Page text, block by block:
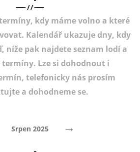
/ /
kdy máme volno a které
Kalendář ukazuje dny, kdy
níže pak najdete seznam lodí a
termíny. Lze si dohodnout i
telefonicky nás prosím
a dohodneme se.
Srpen 2025 →